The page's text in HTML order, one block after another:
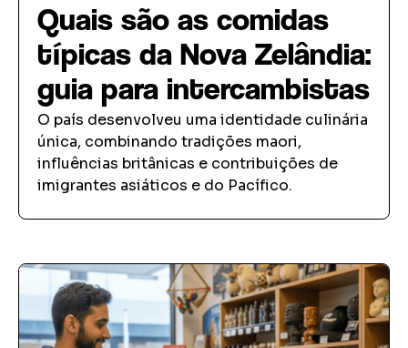
Quais são as comidas
típicas da Nova Zelândia:
guia para intercambistas
O país desenvolveu uma identidade culinária
única, combinando tradições maori,
influências britânicas e contribuições de
imigrantes asiáticos e do Pacífico.